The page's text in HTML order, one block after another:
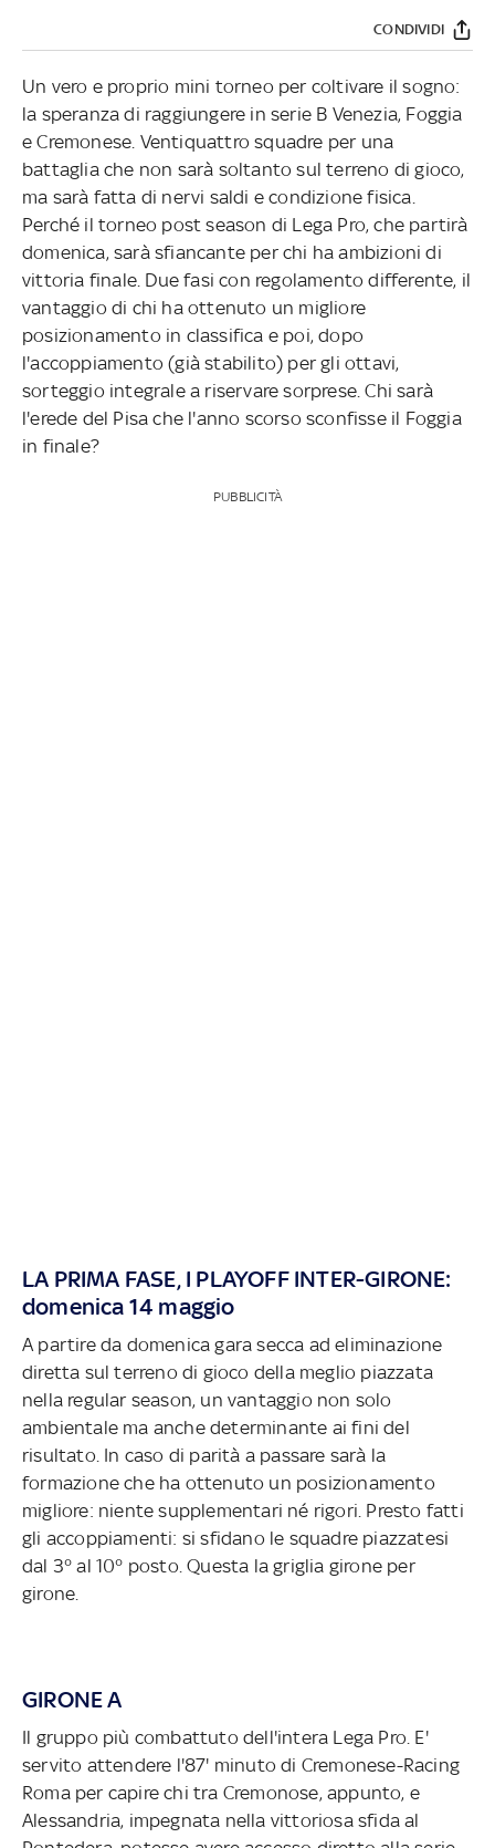
CONDIVIDI
Un vero e proprio mini torneo per coltivare il sogno:
la speranza di raggiungere in serie B Venezia, Foggia
e Cremonese. Ventiquattro squadre per una
battaglia che non sarà soltanto sul terreno di gioco,
ma sarà fatta di nervi saldi e condizione fisica.
Perché il torneo post season di Lega Pro, che partirà
domenica, sarà sfiancante per chi ha ambizioni di
vittoria finale. Due fasi con regolamento differente, il
vantaggio di chi ha ottenuto un migliore
posizionamento in classifica e poi, dopo
l'accoppiamento (già stabilito) per gli ottavi,
sorteggio integrale a riservare sorprese. Chi sarà
l'erede del Pisa che l'anno scorso sconfisse il Foggia
in finale?
PUBBLICITÀ
LA PRIMA FASE, I PLAYOFF INTER-GIRONE:
domenica 14 maggio
A partire da domenica gara secca ad eliminazione
diretta sul terreno di gioco della meglio piazzata
nella regular season, un vantaggio non solo
ambientale ma anche determinante ai fini del
risultato. In caso di parità a passare sarà la
formazione che ha ottenuto un posizionamento
migliore: niente supplementari né rigori. Presto fatti
gli accoppiamenti: si sfidano le squadre piazzatesi
dal 3° al 10° posto. Questa la griglia girone per
girone.
GIRONE A
Il gruppo più combattuto dell'intera Lega Pro. E'
servito attendere l'87' minuto di Cremonese-Racing
Roma per capire chi tra Cremonose, appunto, e
Alessandria, impegnata nella vittoriosa sfida al